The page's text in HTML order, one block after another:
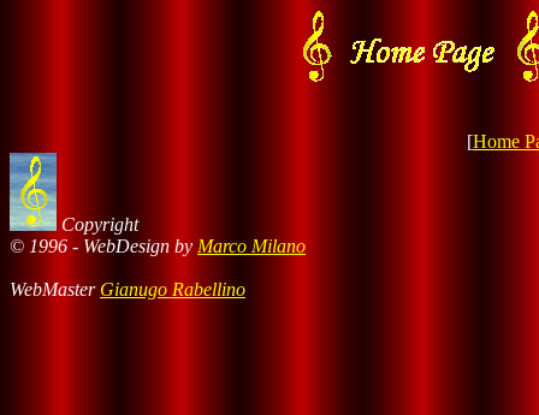
[Home
Copyright
© 1996 - WebDesign by Marco Milano
WebMaster Gianugo Rabellino